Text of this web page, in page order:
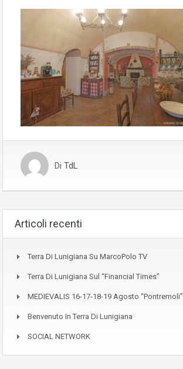
Di TdL
Articoli recenti
Terra Di Lunigiana Su MarcoPolo TV
Terra Di Lunigiana Sul “Financial Times”
MEDIEVALIS 16-17-18-19 Agosto “Pontremoli”
Benvenuto In Terra Di Lunigiana
SOCIAL NETWORK